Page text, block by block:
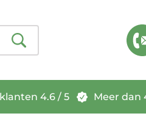
4.6 / 5 Meer dan